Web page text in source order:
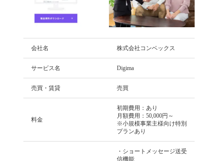
会社名 株式会社コンベックス
サービス名 Digima
売買・賃貸 売買
料金
初期費用：あり
月額費用：50,000円～
※小規模事業主様向け特別
プランあり
・ショートメッセージ送受
信機能